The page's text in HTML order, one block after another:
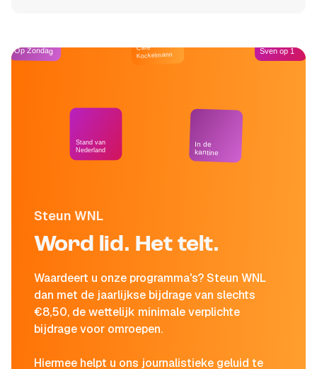
Steun WNL
Word lid. Het telt.
Waardeert u onze programma's? Steun WNL
dan met de jaarlijkse bijdrage van slechts
€8,50, de wettelijk minimale verplichte
bijdrage voor omroepen.
Hiermee helpt u ons journalistieke geluid te
Op Zondag
Stand van
Nederland
Café
Kockelmann
In de
kantine
Sven op 1